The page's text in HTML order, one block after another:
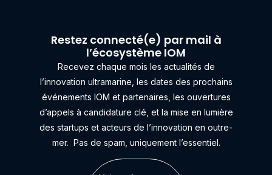
Restez connecté(e) par mail à
l’écosystème IOM
Recevez chaque mois les actualités de
l’innovation ultramarine, les dates des prochains
événements IOM et partenaires, les ouvertures
d’appels à candidature clé, et la mise en lumière
des startups et acteurs de l’innovation en outre-
mer. Pas de spam, uniquement l’essentiel.